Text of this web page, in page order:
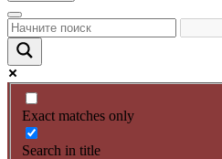
Exact matches only
Search in title